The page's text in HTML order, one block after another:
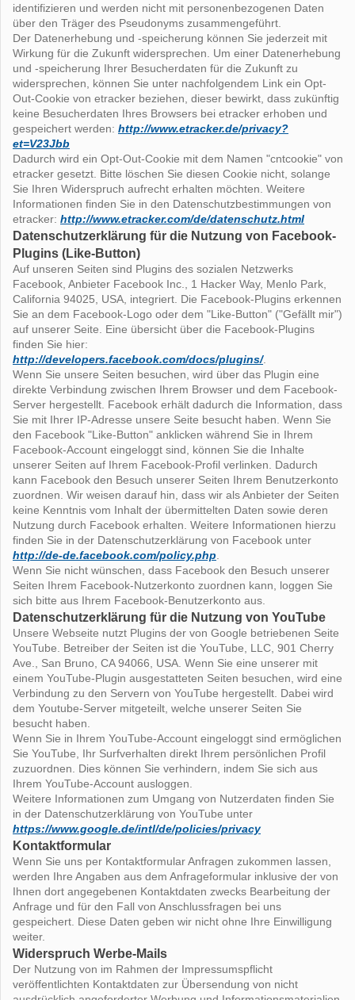
identifizieren und werden nicht mit personenbezogenen Daten
über den Träger des Pseudonyms zusammengeführt.
Der Datenerhebung und -speicherung können Sie jederzeit mit
Wirkung für die Zukunft widersprechen. Um einer Datenerhebung
und -speicherung Ihrer Besucherdaten für die Zukunft zu
widersprechen, können Sie unter nachfolgendem Link ein Opt-
Out-Cookie von etracker beziehen, dieser bewirkt, dass zukünftig
keine Besucherdaten Ihres Browsers bei etracker erhoben und
gespeichert werden: http://www.etracker.de/privacy?
et=V23Jbb
Dadurch wird ein Opt-Out-Cookie mit dem Namen "cntcookie" von
etracker gesetzt. Bitte löschen Sie diesen Cookie nicht, solange
Sie Ihren Widerspruch aufrecht erhalten möchten. Weitere
Informationen finden Sie in den Datenschutzbestimmungen von
etracker: http://www.etracker.com/de/datenschutz.html
Datenschutzerklärung für die Nutzung von Facebook-
Plugins (Like-Button)
Auf unseren Seiten sind Plugins des sozialen Netzwerks
Facebook, Anbieter Facebook Inc., 1 Hacker Way, Menlo Park,
California 94025, USA, integriert. Die Facebook-Plugins erkennen
Sie an dem Facebook-Logo oder dem "Like-Button" ("Gefällt mir")
auf unserer Seite. Eine übersicht über die Facebook-Plugins
finden Sie hier:
http://developers.facebook.com/docs/plugins/.
Wenn Sie unsere Seiten besuchen, wird über das Plugin eine
direkte Verbindung zwischen Ihrem Browser und dem Facebook-
Server hergestellt. Facebook erhält dadurch die Information, dass
Sie mit Ihrer IP-Adresse unsere Seite besucht haben. Wenn Sie
den Facebook "Like-Button" anklicken während Sie in Ihrem
Facebook-Account eingeloggt sind, können Sie die Inhalte
unserer Seiten auf Ihrem Facebook-Profil verlinken. Dadurch
kann Facebook den Besuch unserer Seiten Ihrem Benutzerkonto
zuordnen. Wir weisen darauf hin, dass wir als Anbieter der Seiten
keine Kenntnis vom Inhalt der übermittelten Daten sowie deren
Nutzung durch Facebook erhalten. Weitere Informationen hierzu
finden Sie in der Datenschutzerklärung von Facebook unter
http://de-de.facebook.com/policy.php
Wenn Sie nicht wünschen, dass Facebook den Besuch unserer
Seiten Ihrem Facebook-Nutzerkonto zuordnen kann, loggen Sie
sich bitte aus Ihrem Facebook-Benutzerkonto aus.
Datenschutzerklärung für die Nutzung von YouTube
Unsere Webseite nutzt Plugins der von Google betriebenen Seite
YouTube. Betreiber der Seiten ist die YouTube, LLC, 901 Cherry
Ave., San Bruno, CA 94066, USA. Wenn Sie eine unserer mit
einem YouTube-Plugin ausgestatteten Seiten besuchen, wird eine
Verbindung zu den Servern von YouTube hergestellt. Dabei wird
dem Youtube-Server mitgeteilt, welche unserer Seiten Sie
besucht haben.
Wenn Sie in Ihrem YouTube-Account eingeloggt sind ermöglichen
Sie YouTube, Ihr Surfverhalten direkt Ihrem persönlichen Profil
zuzuordnen. Dies können Sie verhindern, indem Sie sich aus
Ihrem YouTube-Account ausloggen.
Weitere Informationen zum Umgang von Nutzerdaten finden Sie
in der Datenschutzerklärung von YouTube unter
https://www.google.de/intl/de/policies/privacy
Kontaktformular
Wenn Sie uns per Kontaktformular Anfragen zukommen lassen,
werden Ihre Angaben aus dem Anfrageformular inklusive der von
Ihnen dort angegebenen Kontaktdaten zwecks Bearbeitung der
Anfrage und für den Fall von Anschlussfragen bei uns
gespeichert. Diese Daten geben wir nicht ohne Ihre Einwilligung
weiter.
Widerspruch Werbe-Mails
Der Nutzung von im Rahmen der Impressumspflicht
veröffentlichten Kontaktdaten zur Übersendung von nicht